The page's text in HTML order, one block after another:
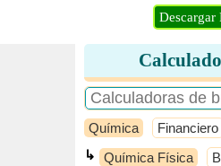
Descargar
Química Financiero
↳ Química Física